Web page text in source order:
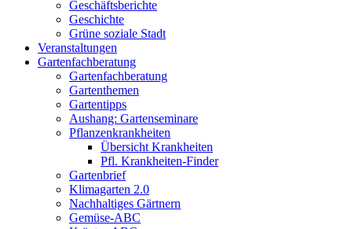
Geschäftsberichte
Geschichte
Grüne soziale Stadt
Veranstaltungen
Gartenfachberatung
Gartenfachberatung
Gartenthemen
Gartentipps
Aushang: Gartenseminare
Pflanzenkrankheiten
Übersicht Krankheiten
Pfl. Krankheiten-Finder
Gartenbrief
Klimagarten 2.0
Nachhaltiges Gärtnern
Gemüse-ABC